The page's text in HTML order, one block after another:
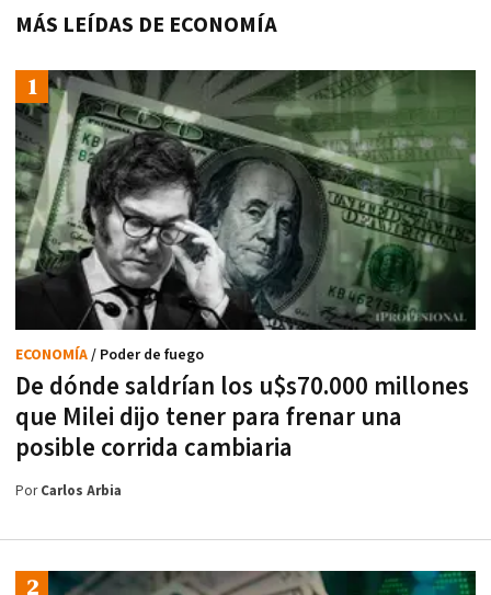
MÁS LEÍDAS DE ECONOMÍA
De dónde saldrían los u$s70.000 millones
que Milei dijo tener para frenar una
posible corrida cambiaria
ECONOMÍA/ Poder de fuego
PorCarlos Arbia